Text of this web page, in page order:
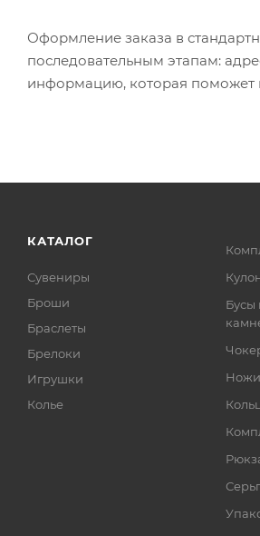
Оформление заказа в
последовательным этапам:
информацию, которая поможет
КАТАЛОГ
Сувениры
Броши
Браслеты
Брелоки
Игрушки
Колье
Бусы
Ножи